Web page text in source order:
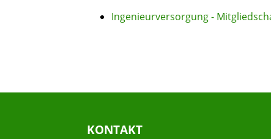
Ingenieurversorgung -
KONTAKT